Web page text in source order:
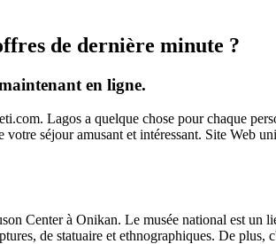
de dernière minute ?
en ligne.
Lagos a quelque chose pour chaque
séjour amusant et intéressant. Site Web
Center à Onikan. Le musée national est un
de statuaire et ethnographiques. De plus,